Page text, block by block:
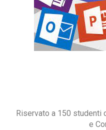
Riservato a 150 studenti
e